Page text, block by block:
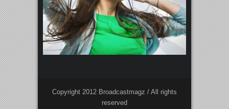
Copyright 2012 Broadcastmagz / All rights
reserved